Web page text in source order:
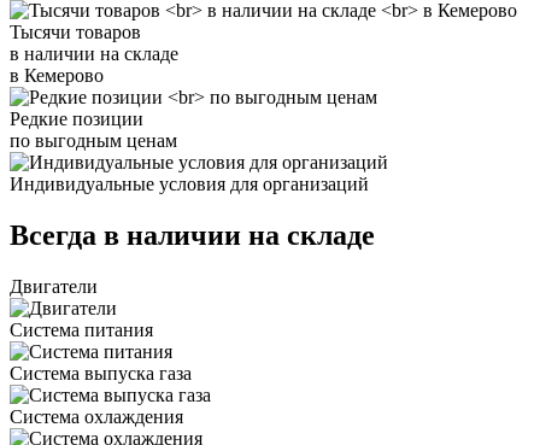
Тысячи товаров
в наличии на складе
в Кемерово
Редкие позиции
по выгодным ценам
Индивидуальные условия для организаций
Всегда в наличии на складе
Двигатели
Система питания
Система выпуска газа
Система охлаждения